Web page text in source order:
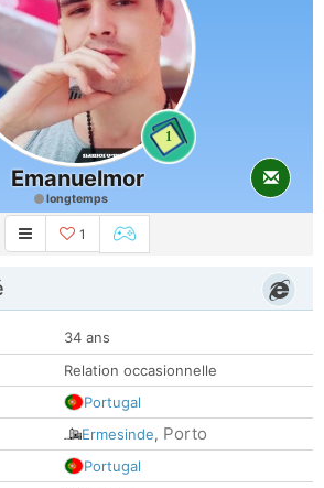
1
Emanuelmor
longtemps
1
34 ans
Relation occasionnelle
Portugal
Ermesinde, Porto
Portugal